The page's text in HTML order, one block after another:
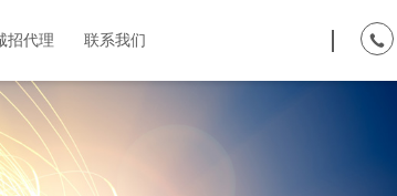
招代理 联系我们